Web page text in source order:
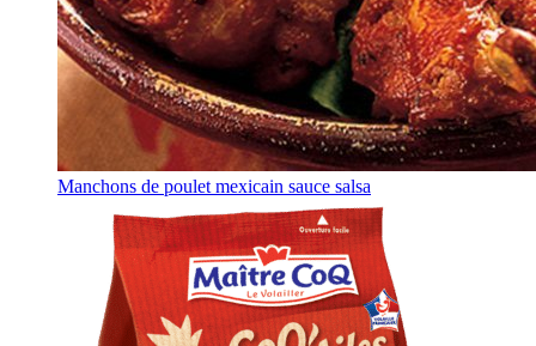
Manchons de poulet mexicain sauce salsa